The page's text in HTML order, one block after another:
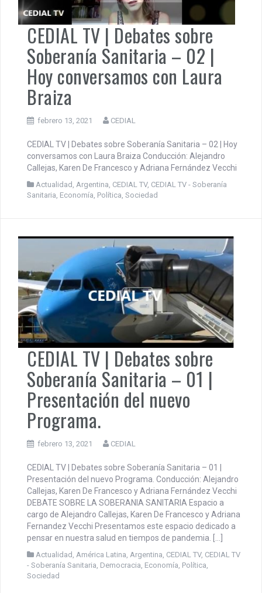
CEDIAL TV | Debates sobre
Soberanía Sanitaria – 02 |
Hoy conversamos con Laura
Braiza
febrero 13, 2021 CEDIAL
CEDIAL TV | Debates sobre Soberanía Sanitaria – 02 | Hoy
conversamos con Laura Braiza Conducción: Alejandro
Callejas, Karen De Francesco y Adriana Fernández Vecchi
Actualidad , Argentina, CEDIAL TV, CEDIAL TV - Soberanía
Sanitaria, Economía, Política, Sociedad
CEDIAL TV | Debates sobre
Soberanía Sanitaria – 01 |
Presentación del nuevo
Programa.
febrero 13, 2021 CEDIAL
CEDIAL TV | Debates sobre Soberanía Sanitaria – 01 |
Presentación del nuevo Programa. Conducción: Alejandro
Callejas, Karen De Francesco y Adriana Fernández Vecchi
DEBATE SOBRE LA SOBERANIA SANITARIA Espacio a
cargo de Alejandro Callejas, Karen De Francesco y Adriana
Fernandez Vecchi Presentamos este espacio dedicado a
pensar en nuestra salud en tiempos de pandemia. […]
Actualidad , América Latina, Argentina, CEDIAL TV, CEDIAL TV
- Soberanía Sanitaria, Democracia, Economía, Política,
Sociedad